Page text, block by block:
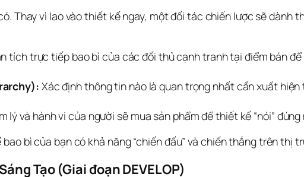
Thay vì lao vào thiết kế ngay, một đối tác chiến lược sẽ dành
tích trực tiếp bao bì của các đối thủ cạnh tranh tại điểm bán để
Xác định thông tin nào là quan trọng nhất cần xuất
lý và hành vi của người sẽ mua sản phẩm để thiết kế “nói”
bì của bạn có khả năng “chiến đấu” và chiến thắng trên thị
Tạo (Giai đoạn DEVELOP)